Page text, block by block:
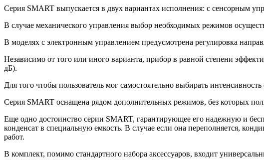
Серия SMART выпускается в двух вариантах исполнения: с сенсорным
В случае механического управления выбор необходимых режимов
В моделях с электронным управлением предусмотрена регулировка
Независимо от того или иного варианта, прибор в равной степени
дБ).
Для того чтобы пользователь мог самостоятельно выбирать
Серия SMART оснащена рядом дополнительных режимов, без которых
Еще одно достоинство серии SMART, гарантирующее его надежную и
конденсат в специальную емкость. В случае если она переполняется,
работ.
В комплект, помимо стандартного набора аксессуаров, входит